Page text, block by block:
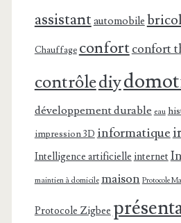
assistant automobile
Chauffage confortconfort
contrôlediy
développement durable eau
impression 3D informatique
Intelligence artificielle internet
maintien à domicile maison Protocole
Protocole Zigbee